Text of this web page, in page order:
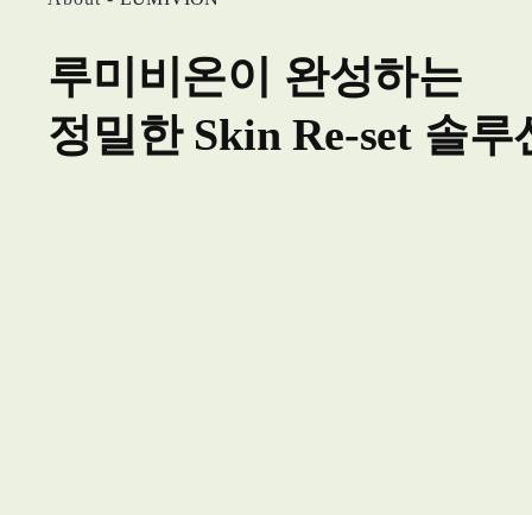
루미비온이 완성하는
정밀한 Skin Re-set 솔루